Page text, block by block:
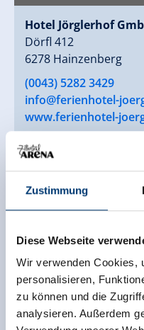
Zustimmung
Diese Webseite
Wir verwenden Cookies,
personalisieren,
zu können und die
analysieren. Außerdem
Hotel Jörglerhof
Dörfl 412
6278 Hainzenberg
(0043) 5282 3429
info@ferienhotel-
www.ferienhotel-